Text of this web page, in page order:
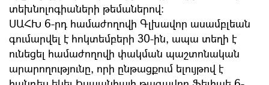
տեխնոլոգիաների թեմաներով։
ՍԱՀԽ 6-րդ համաժողովի Գլխավոր ասամբլեան
գումարվել է հոկտեմբերի 30-ին, ապա տեղի է
ունեցել համաժողովի փակման պաշտոնական
արարողությունը, որի ընթացքում ելույթով է